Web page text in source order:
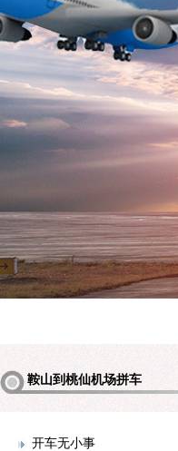
鞍山到桃仙机场拼车
开车无小事